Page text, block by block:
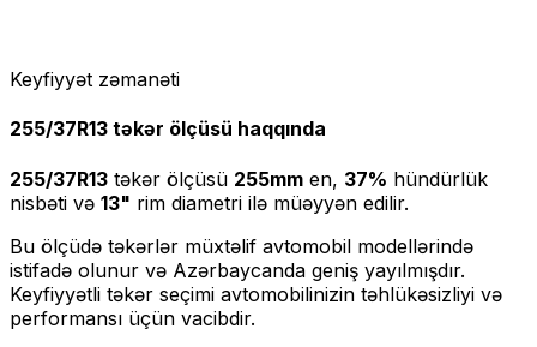
Keyfiyyət zəmanəti
255/37R13 təkər ölçüsü haqqında
255/37R13 təkər ölçüsü 255mm en, 37% hündürlük
nisbəti və 13" rim diametri ilə müəyyən edilir.
Bu ölçüdə təkərlər müxtəlif avtomobil modellərində
istifadə olunur və Azərbaycanda geniş yayılmışdır.
Keyfiyyətli təkər seçimi avtomobilinizin təhlükəsizliyi və
performansı üçün vacibdir.